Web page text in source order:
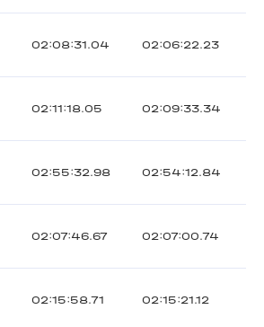
02:08:31.04 02:06:22.23
02:11:18.05 02:09:33.34
02:55:32.98 02:54:12.84
02:07:46.67 02:07:00.74
02:15:58.71 02:15:21.12